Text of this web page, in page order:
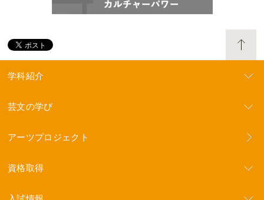
学科紹介
芸文の学び
アーツプロジェクト
資格取得